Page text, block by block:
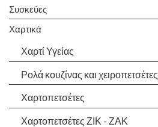
Συσκεύες
Χαρτικά
Χαρτί Υγείας
Ρολά κουζίνας και χειροπετσέτες
Χαρτοπετσέτες
Χαρτοπετσέτες ΖΙΚ - ΖΑΚ